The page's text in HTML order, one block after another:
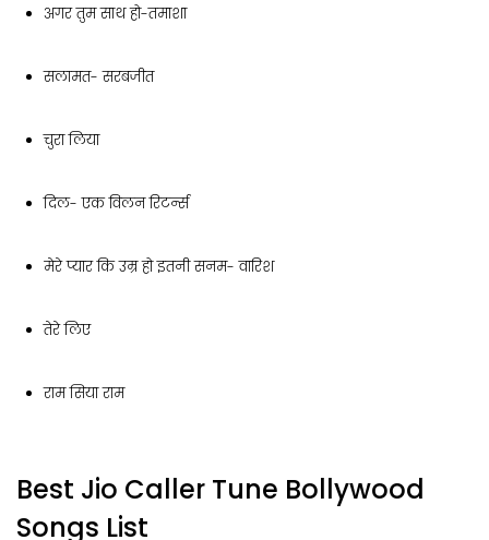
अगर तुम साथ हो-तमाशा
सलामत- सरबजीत
चुरा लिया
दिल- एक विलन रिटर्न्स
मेरे प्यार कि उम्र हो इतनी सनम- वारिश
तेरे लिए
राम सिया राम
Best Jio Caller Tune Bollywood
Songs List